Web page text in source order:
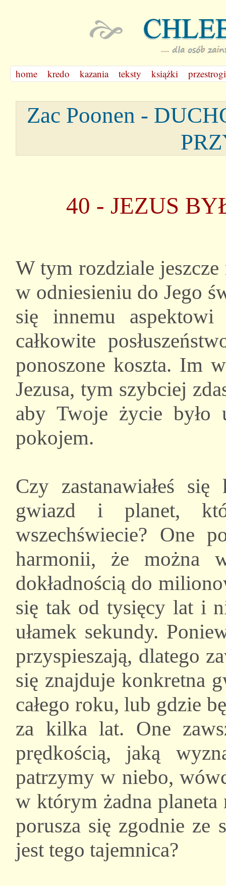
home kredo kazania teksty książki przestrogi
Zac Poonen -
40 - JEZUS
W tym rozdziale
w odniesieniu do Jego
się innemu
całkowite
ponoszone koszta. Im
Jezusa, tym szybciej
aby Twoje życie było
pokojem.
Czy zastanawiałeś
gwiazd i planet,
wszechświecie? One
harmonii, że można
dokładnością do
się tak od tysięcy lat i
ułamek sekundy.
przyspieszają, dlatego
się znajduje konkretna
całego roku, lub gdzie
za kilka lat. One
prędkością, jaką
patrzymy w niebo,
w którym żadna
porusza się zgodnie ze
jest tego tajemnica?